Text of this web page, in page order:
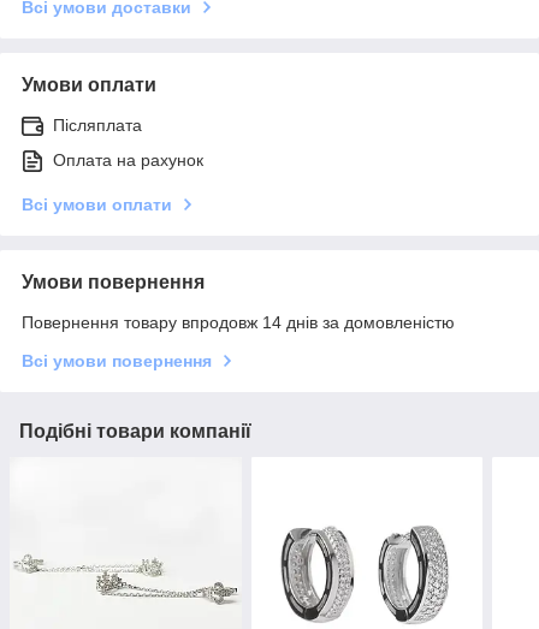
Всі умови доставки
Умови оплати
Післяплата
Оплата на рахунок
Всі умови оплати
Умови повернення
Повернення товару впродовж 14 днів за домовленістю
Всі умови повернення
Подібні товари компанії